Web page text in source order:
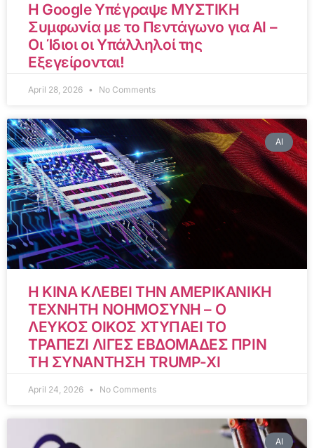
Η Google Υπέγραψε ΜΥΣΤΙΚΗ
Συμφωνία με το Πεντάγωνο για AI –
Οι Ίδιοι οι Υπάλληλοί της
Εξεγείρονται!
April 28, 2026 No Comments
AI
Η ΚΙΝΑ ΚΛΕΒΕΙ ΤΗΝ ΑΜΕΡΙΚΑΝΙΚΗ
ΤΕΧΝΗΤΗ ΝΟΗΜΟΣΥΝΗ – Ο
ΛΕΥΚΟΣ ΟΙΚΟΣ ΧΤΥΠΑΕΙ ΤΟ
ΤΡΑΠΕΖΙ ΛΙΓΕΣ ΕΒΔΟΜΑΔΕΣ ΠΡΙΝ
ΤΗ ΣΥΝΑΝΤΗΣΗ TRUMP-XI
April 24, 2026 No Comments
AI